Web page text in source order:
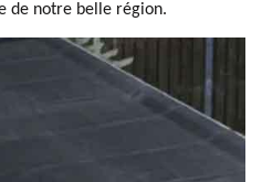
de notre belle région.